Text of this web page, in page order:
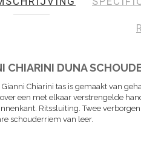
CHIARINI DUNA
Gianni Chiarini tas is gemaakt van
een met elkaar verstrengelde
Ritssluiting. Twee
schouderriem van leer.